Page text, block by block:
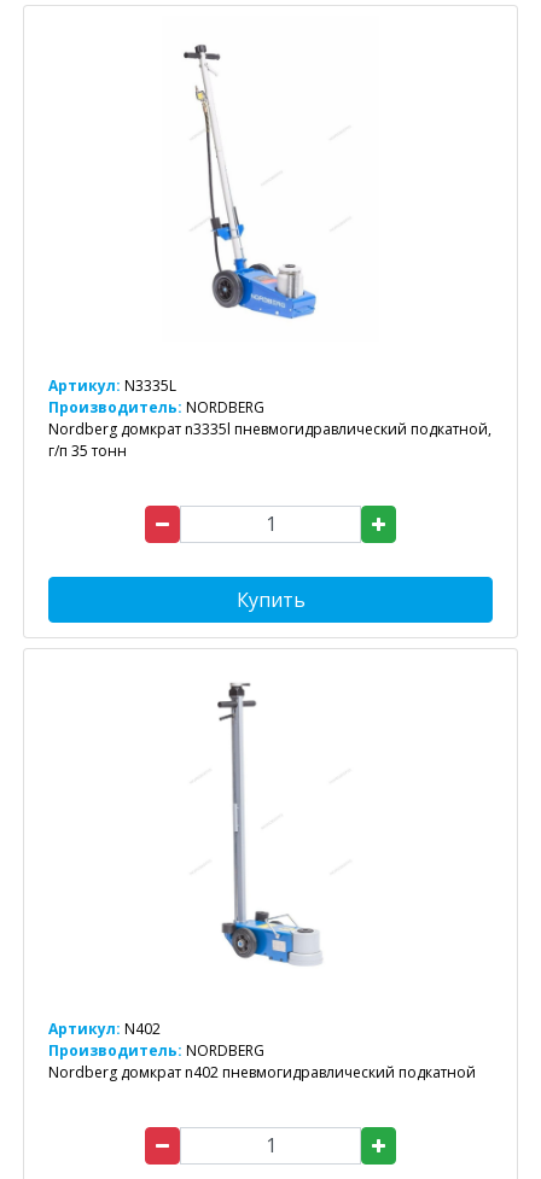
Артикул: N3335L
Производитель: NORDBERG
Nordberg домкрат n3335l пневмогидравлический подкатной,
г/п 35 тонн
Купить
Артикул: N402
Производитель: NORDBERG
Nordberg домкрат n402 пневмогидравлический подкатной